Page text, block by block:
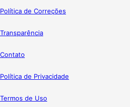
Política de Correções
Transparência
Contato
Política de Privacidade
Termos de Uso